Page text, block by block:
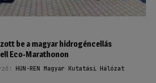
be a magyar hidrogéncellás
Eco-Marathonon
HUN-REN Magyar Kutatási Hálózat